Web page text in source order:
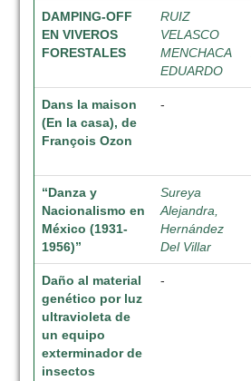
DAMPING-OFF
EN VIVEROS
FORESTALES
RUIZ
VELASCO
MENCHACA
EDUARDO
Dans la maison
(En la casa), de
François Ozon
-
“Danza y
Nacionalismo en
México (1931-
1956)”
Sureya
Alejandra,
Hernández
Del Villar
Daño al material
genético por luz
ultravioleta de
un equipo
exterminador de
insectos
-